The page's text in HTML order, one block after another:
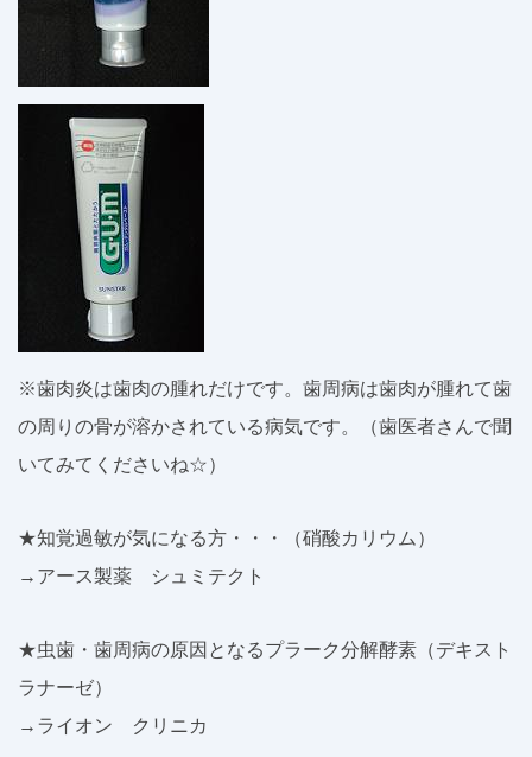
※歯肉炎は歯肉の腫れだけです。歯周病は歯肉が腫れて歯
の周りの骨が溶かされている病気です。（歯医者さんで聞
いてみてくださいね☆）
★知覚過敏が気になる方・・・（硝酸カリウム）
→アース製薬 シュミテクト
★虫歯・歯周病の原因となるプラーク分解酵素（デキスト
ラナーゼ）
→ライオン クリニカ